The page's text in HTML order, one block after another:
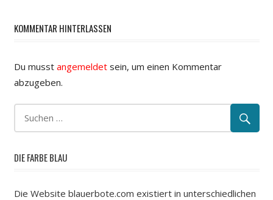
KOMMENTAR HINTERLASSEN
Du musst angemeldetsein, um einen Kommentar
abzugeben.
DIE FARBE BLAU
Die Website blauerbote.com existiert in unterschiedlichen